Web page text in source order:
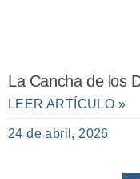
La Cancha de los
LEER ARTÍCULO »
24 de abril, 2026